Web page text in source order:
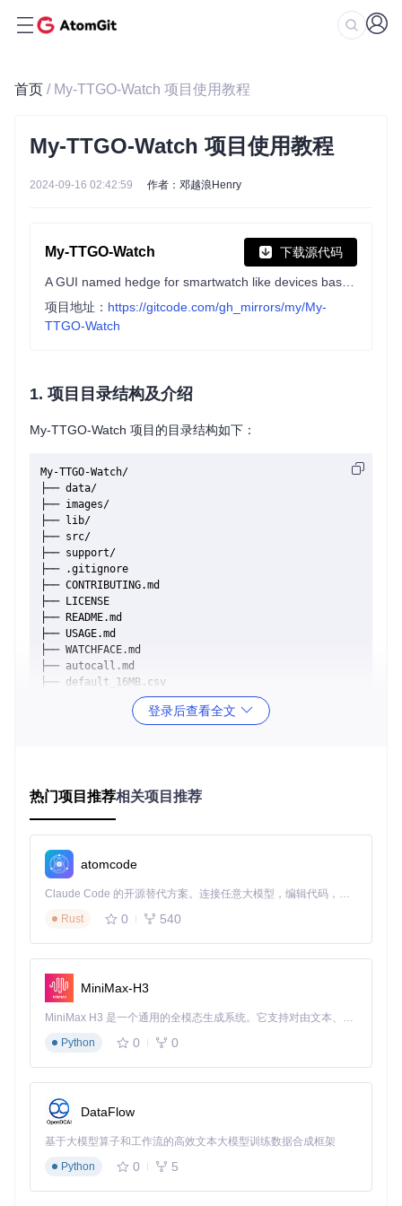
首页 / My-TTGO-Watch 项目使用教程
My-TTGO-Watch 项目使用教程
2024-09-16 02:42:59 作者：邓越浪Henry
My-TTGO-Watch 下载源代码
项目地址： https://gitcode.com/gh_mirrors/my/My-
TTGO-Watch
1. 项目目录结构及介绍
My-TTGO-Watch 项目的目录结构如下：
My-TTGO-Watch/
├── data/
├── images/
├── lib/
├── src/
├── support/
├── .gitignore
├── CONTRIBUTING.md
├── LICENSE
├── README.md
├── USAGE.md
├── WATCHFACE.md
├── autocall.md
├── default_16MB.csv
├── platformio.ini
lib/: 存放项目的库文件。
CONTRIBUTING.md
LICENSE
README.md: 项目介绍和使用说明。
USAGE.md: 项目使用指南。
default_16MB.csv
platformio.ini: PlatformIO 配置文件。
twatch2021_4MB.csv
2. 项目启动文件介绍
项目的启动文件主要位于src/目录下，其中最重要的启动文
件是src/main.cpp
循环逻辑。
src/main.cpp文件介绍
: 包括硬件初始化、蓝牙初始化、WiFi 初始化
等。
主循环: 项目的核心逻辑，处理用户输入、更新显示内容、
登录后查看全文
热门项目推荐相关项目推荐
atomcode
Claude Code 的开源替代方案。连接任意大模型，编辑代码，运行命令，自动验证 — 全自动执行。用 Rust 构建，极致性能。 ｜ An open-source alternative to Claude Code. Connect any LLM, edit code, run commands, and verify changes — autonomously. Built in Rust for speed. Get Started
Rust
0 540
MiniMax-H3
MiniMax H3 是一个通用的全模态生成系统。它支持对由文本、图像、视频和音频组成的多模态上下文进行统一理解，并能生成分辨率高达 2K、时长可达 15 秒的带原生立体声音频的视频。得益于面向任务泛化的系统设计，H3 在预训练阶段就已具备广泛的多模态上下文理解与生成能力，能够出色地执行复杂的多模态指令。
Python
0 0
DataFlow
基于大模型算子和工作流的高效文本大模型训练数据合成框架
Python
0 5